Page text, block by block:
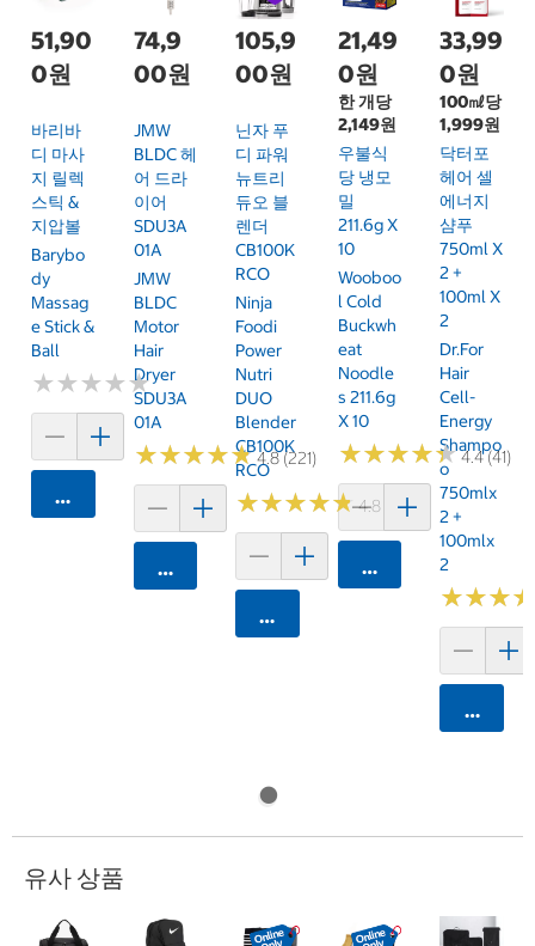
51,90
0원
바리바
디 마사
지 릴렉
스틱 &
지압볼
Barybo
Dy
Massag
E Stick &
Ball
★★★★★
★★★★★
카트에 담기
74,9
00원
JMW
BLDC 헤
어 드라
이어
SDU3A
01A
JMW
BLDC
Motor
Hair
Dryer
SDU3A
01A
★★★★★
★★★★★4.8 (221)
카트에 담기
105,9
00원
닌자 푸
디 파워
뉴트리
듀오 블
렌더
CB100K
RCO
Ninja
Foodi
Power
Nutri
DUO
Blender
CB100K
RCO
★★★★★
★★★★★4.8 (250)
카트에 담기
21,49
0원
한 개당
2,149원
우불식
당 냉모
밀
211.6g X
10
Wooboo
L Cold
Buckwh
Eat
Noodle
S 211.6g
X 10
★★★★★
★★★★★4.4 (41)
카트에 담기
33,99
0원
100㎖당
1,999원
닥터포
헤어 셀
에너지
샴푸
750ml X
2 +
100ml X
2
Dr.For
Hair
Cell-
Energy
Shampo
O
750mlx
2 +
100mlx
2
★★★
★★★
카트에
유사 상품